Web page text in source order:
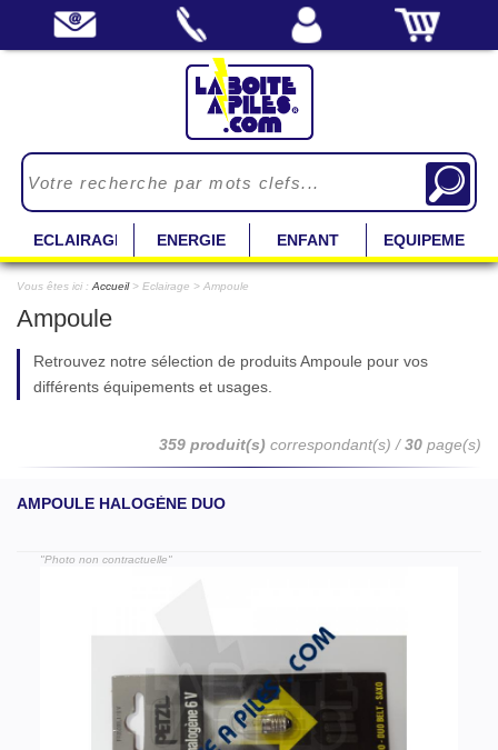
ECLAIRAGE ENERGIE ENFANT EQUIPEMENT
Vous êtes ici : Accueil> Eclairage > Ampoule
Ampoule
Retrouvez notre sélection de produits Ampoule pour vos
différents équipements et usages.
359 produit(s) correspondant(s) /30 page(s)
AMPOULE HALOGÈNE DUO
"Photo non contractuelle"